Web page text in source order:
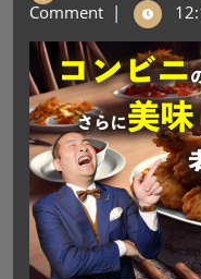
Comment |